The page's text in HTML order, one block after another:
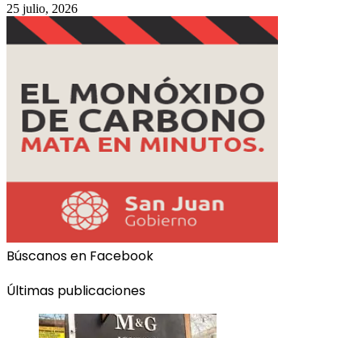
25 julio, 2026
Búscanos en Facebook
Últimas publicaciones